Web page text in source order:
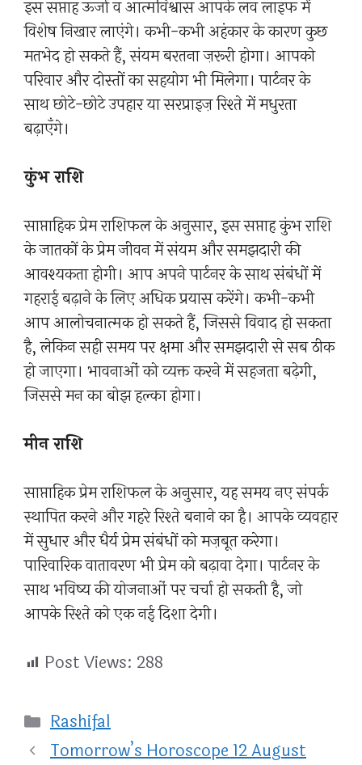
इस सप्ताह ऊर्जा व आत्मविश्वास आपके लव लाइफ में
विशेष निखार लाएंगे। कभी-कभी अहंकार के कारण कुछ
मतभेद हो सकते हैं, संयम बरतना ज़रूरी होगा। आपको
परिवार और दोस्तों का सहयोग भी मिलेगा। पार्टनर के
साथ छोटे-छोटे उपहार या सरप्राइज़ रिश्ते में मधुरता
बढ़ाएँगे।
कुंभ राशि
साप्ताहिक प्रेम राशिफल के अनुसार, इस सप्ताह कुंभ राशि
के जातकों के प्रेम जीवन में संयम और समझदारी की
आवश्यकता होगी। आप अपने पार्टनर के साथ संबंधों में
गहराई बढ़ाने के लिए अधिक प्रयास करेंगे। कभी-कभी
आप आलोचनात्मक हो सकते हैं, जिससे विवाद हो सकता
है, लेकिन सही समय पर क्षमा और समझदारी से सब ठीक
हो जाएगा। भावनाओं को व्यक्त करने में सहजता बढ़ेगी,
जिससे मन का बोझ हल्का होगा।
मीन राशि
साप्ताहिक प्रेम राशिफल के अनुसार, यह समय नए संपर्क
स्थापित करने और गहरे रिश्ते बनाने का है। आपके व्यवहार
में सुधार और धैर्य प्रेम संबंधों को मज़बूत करेगा।
पारिवारिक वातावरण भी प्रेम को बढ़ावा देगा। पार्टनर के
साथ भविष्य की योजनाओं पर चर्चा हो सकती है, जो
आपके रिश्ते को एक नई दिशा देगी।
Post Views: 288
Categories
Rashifal
Tomorrow’s Horoscope 12 August